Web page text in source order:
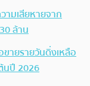
ามเสียหายจาก
ล้าน
ายรายวันดิ่งเหลือ
นปี 2026